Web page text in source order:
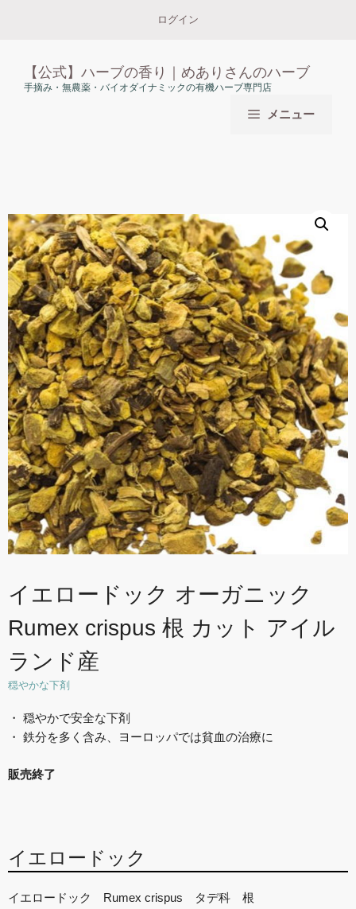
ログイン
【公式】ハーブの香り｜めありさんのハーブ
手摘み・無農薬・バイオダイナミックの有機ハーブ専門店
メニュー
イエロードック オーガニック
Rumex crispus 根 カット アイル
ランド産
穏やかな下剤
・ 穏やかで安全な下剤
・ 鉄分を多く含み、ヨーロッパでは貧血の治療に
販売終了
イエロードック
イエロードック Rumex crispus タデ科 根